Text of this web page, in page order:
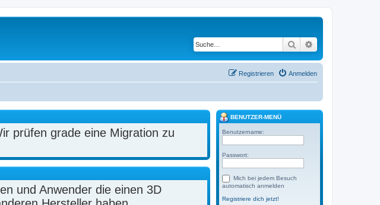
Suche
Anmelden
Registrieren
prüfen grade eine Migration zu
und Anwender die einen 3D
BENUTZER-MENÜ
Benutzername:
Passwort:
Mich bei jedem Besuch
automatisch anmelden
Registriere dich jetzt!